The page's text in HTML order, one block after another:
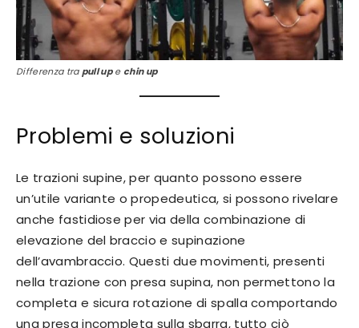
Differenza trapull upe chin up
Problemi e soluzioni
Le trazioni supine, per quanto possono essere
un’utile variante o propedeutica, si possono rivelare
anche fastidiose per via della combinazione di
elevazione del braccio e supinazione
dell’avambraccio. Questi due movimenti, presenti
nella trazione con presa supina, non permettono la
completa e sicura rotazione di spalla comportando
una presa incompleta sulla sbarra, tutto ciò